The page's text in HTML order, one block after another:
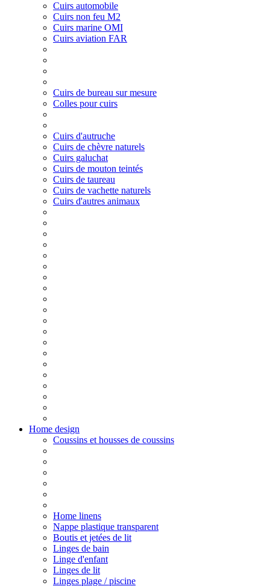
Cuirs automobile
Cuirs non feu M2
Cuirs marine OMI
Cuirs aviation FAR
Cuirs de bureau sur mesure
Colles pour cuirs
Cuirs d'autruche
Cuirs de chèvre naturels
Cuirs galuchat
Cuirs de mouton teintés
Cuirs de taureau
Cuirs de vachette naturels
Cuirs d'autres animaux
Home design
Coussins et housses de coussins
Home linens
Nappe plastique transparent
Boutis et jetées de lit
Linges de bain
Linge d'enfant
Linges de lit
Linges plage / piscine